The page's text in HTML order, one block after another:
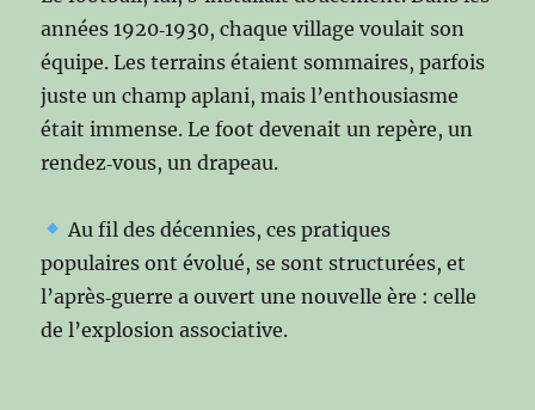
années 1920‑1930, chaque village voulait son
équipe. Les terrains étaient sommaires, parfois
juste un champ aplani, mais l’enthousiasme
était immense. Le foot devenait un repère, un
rendez‑vous, un drapeau.
Au fil des décennies, ces pratiques
populaires ont évolué, se sont structurées, et
l’après‑guerre a ouvert une nouvelle ère : celle
de l’explosion associative.